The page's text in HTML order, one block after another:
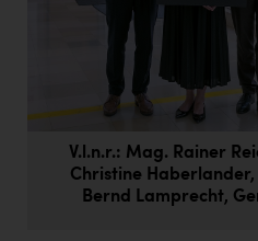
Doppler Gruppe
Fristads Austria
V.l.n.r.: Mag. Rainer
Christine
Bernd Lamprecht,